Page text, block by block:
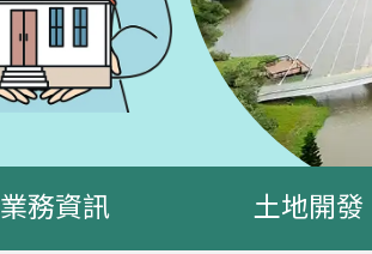
業務資訊 土地開發